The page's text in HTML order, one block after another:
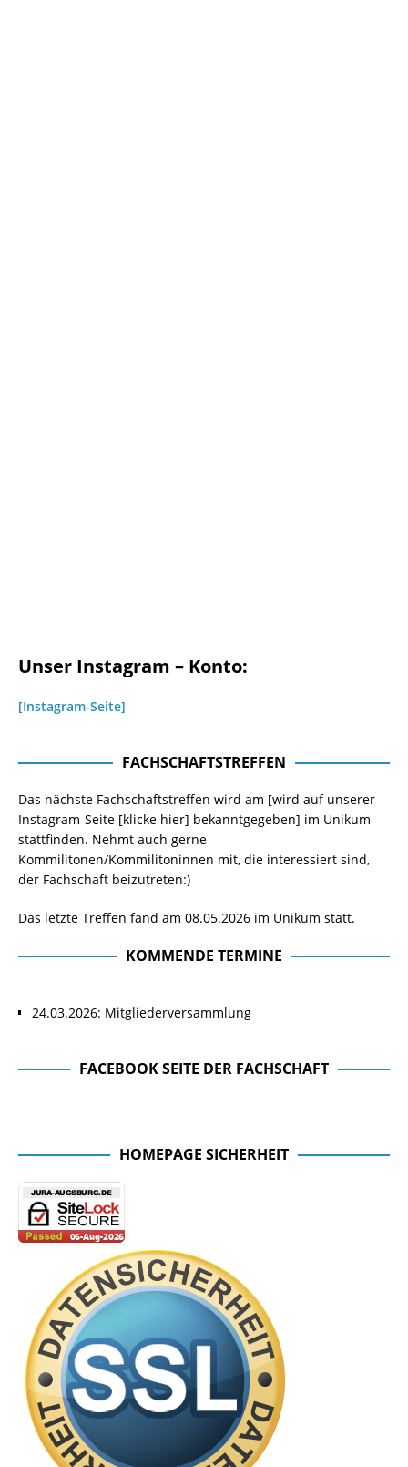
Unser Instagram – Konto:
[Instagram-Seite]
FACHSCHAFTSTREFFEN
Das nächste Fachschaftstreffen wird am [wird auf unserer
Instagram-Seite [klicke hier] bekanntgegeben] im Unikum
stattfinden. Nehmt auch gerne
Kommilitonen/Kommilitoninnen mit, die interessiert sind,
der Fachschaft beizutreten:)
Das letzte Treffen fand am 08.05.2026 im Unikum statt.
KOMMENDE TERMINE
24.03.2026: Mitgliederversammlung
FACEBOOK SEITE DER FACHSCHAFT
HOMEPAGE SICHERHEIT